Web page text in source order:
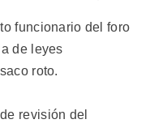
funcionario del foro
de leyes
roto.
revisión del